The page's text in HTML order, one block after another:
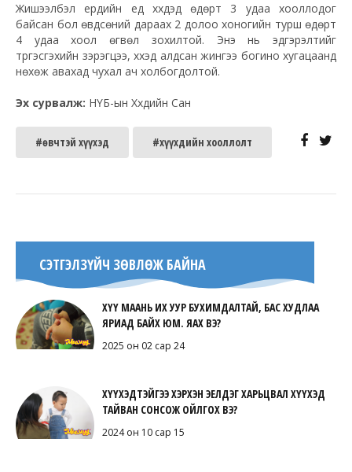
Жишээлбэл ердийн үед хүүхдэд өдөрт 3 удаа хооллодог
байсан бол өвдсөний дараах 2 долоо хоногийн турш өдөрт
4 удаа хоол өгвөл зохилтой. Энэ нь эдгэрэлтийг
түргэсгэхийн зэрэгцээ, хүүхэд алдсан жингээ богино хугацаанд
нөхөж авахад чухал ач холбогдолтой.
Эх сурвалж: НҮБ-ын Хүүхдийн Сан
#өвчтэй хүүхэд #хүүхдийн хооллолт
СЭТГЭЛЗҮЙЧ ЗӨВЛӨЖ БАЙНА
ХҮҮ МААНЬ ИХ УУР БУХИМДАЛТАЙ, БАС ХУДЛАА
ЯРИАД БАЙХ ЮМ. ЯАХ ВЭ?
2025 он 02 сар 24
ХҮҮХЭДТЭЙГЭЭ ХЭРХЭН ЭЕЛДЭГ ХАРЬЦВАЛ ХҮҮХЭД
ТАЙВАН СОНСОЖ ОЙЛГОХ ВЭ?
2024 он 10 сар 15